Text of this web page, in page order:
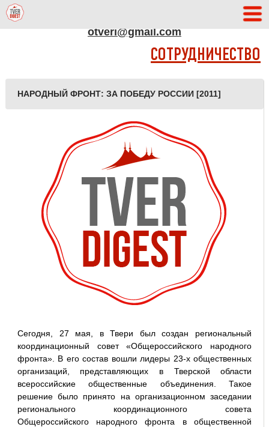
otveri@gmail.com
СОТРУДНИЧЕСТВО
НАРОДНЫЙ ФРОНТ: ЗА ПОБЕДУ РОССИИ [2011]
Сегодня, 27 мая, в Твери был создан региональный
координационный совет «Общероссийского народного
фронта». В его состав вошли лидеры 23-х общественных
организаций, представляющих в Тверской области
всероссийские общественные объединения. Такое
решение было принято на организационном заседании
регионального координационного совета
Общероссийского народного фронта в общественной